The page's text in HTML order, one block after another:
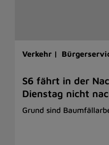
Verkehr |
S6 fährt in der
Dienstag nicht
Grund sind